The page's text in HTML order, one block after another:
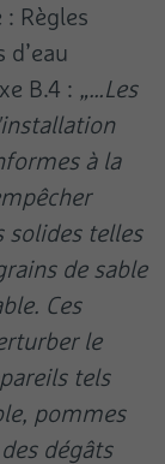
Règles
B.4 : „…Les
à la
solides telles
de sable
Ces
le
tels
pommes
dégâts